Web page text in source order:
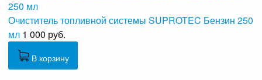
Очиститель топливной системы SUPROTEC Бензин 250
мл 1 000 руб.
В корзину